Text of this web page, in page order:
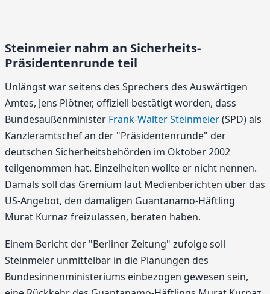
Steinmeier nahm an Sicherheits-
Präsidentenrunde teil
Unlängst war seitens des Sprechers des Auswärtigen
Amtes, Jens Plötner, offiziell bestätigt worden, dass
Bundesaußenminister Frank-Walter Steinmeier(SPD) als
Kanzleramtschef an der "Präsidentenrunde" der
deutschen Sicherheitsbehörden im Oktober 2002
teilgenommen hat. Einzelheiten wollte er nicht nennen.
Damals soll das Gremium laut Medienberichten über das
US-Angebot, den damaligen Guantanamo-Häftling
Murat Kurnaz freizulassen, beraten haben.
Einem Bericht der "Berliner Zeitung" zufolge soll
Steinmeier unmittelbar in die Planungen des
Bundesinnenministeriums einbezogen gewesen sein,